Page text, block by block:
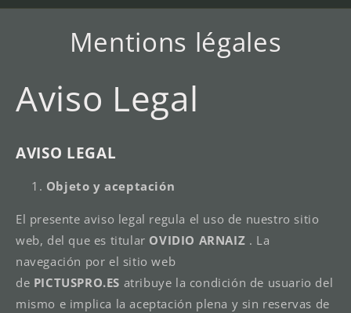
Mentions légales
Aviso Legal
AVISO LEGAL
Objeto y aceptación
El presente aviso legal regula el uso de nuestro sitio
web, del que es titular OVIDIO ARNAIZ . La
navegación por el sitio web
de PICTUSPRO.ES atribuye la condición de usuario del
mismo e implica la aceptación plena y sin reservas de